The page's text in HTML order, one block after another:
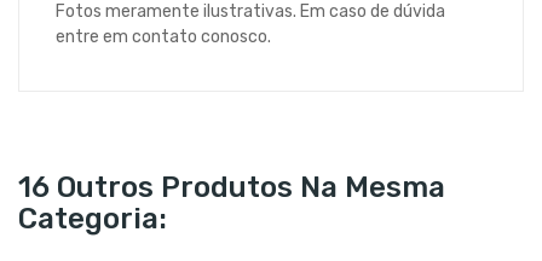
Fotos meramente ilustrativas. Em caso de dúvida
entre em contato conosco.
16 Outros Produtos Na Mesma
Categoria: